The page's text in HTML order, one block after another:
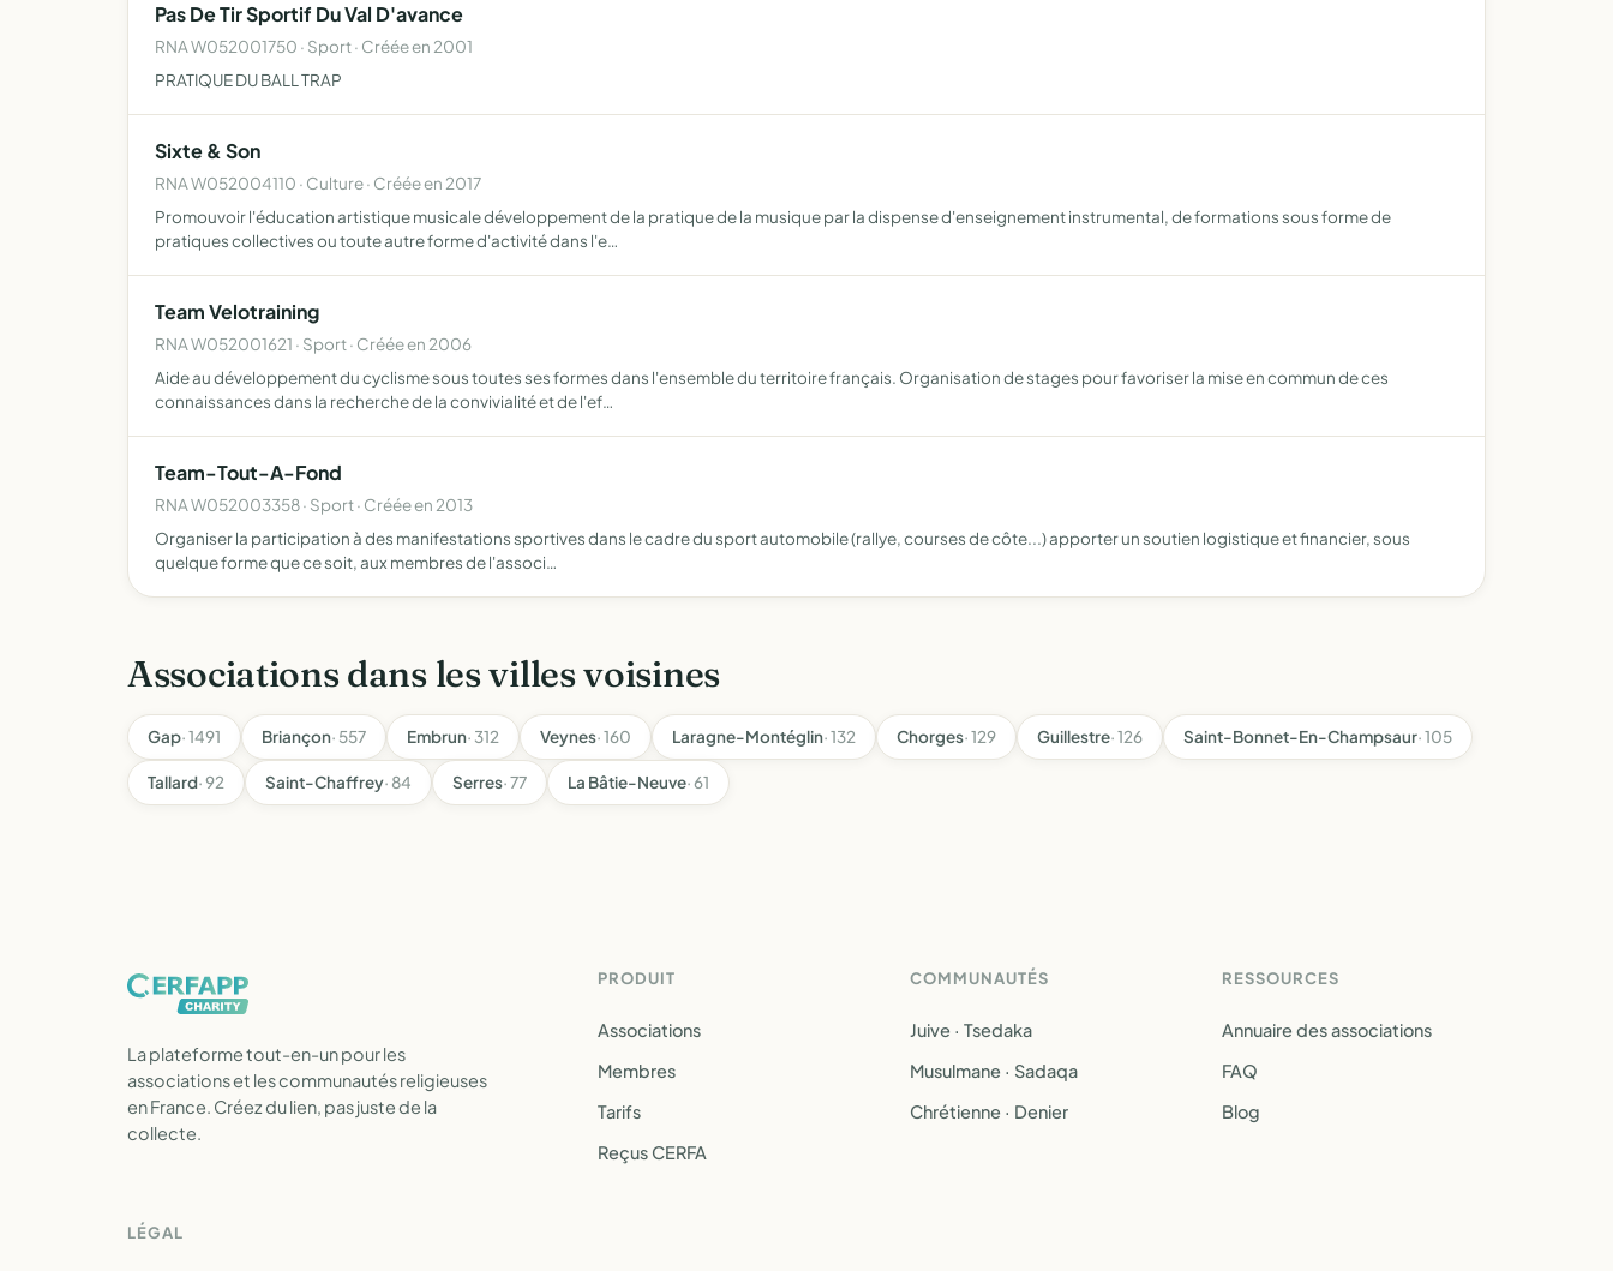
Pas De Tir Sportif Du Val D'avance
RNA W052001750 · Sport · Créée en 2001
PRATIQUE DU BALL TRAP
Sixte & Son
RNA W052004110 · Culture · Créée en 2017
Promouvoir l'éducation artistique musicale développement de la pratique de la musique par la dispense d'enseignement instrumental, de formations sous forme de
pratiques collectives ou toute autre forme d'activité dans l'e…
Team Velotraining
RNA W052001621 · Sport · Créée en 2006
Aide au développement du cyclisme sous toutes ses formes dans l'ensemble du territoire français. Organisation de stages pour favoriser la mise en commun de ces
connaissances dans la recherche de la convivialité et de l'ef…
Team-Tout-A-Fond
RNA W052003358 · Sport · Créée en 2013
Organiser la participation à des manifestations sportives dans le cadre du sport automobile (rallye, courses de côte...) apporter un soutien logistique et financier, sous
quelque forme que ce soit, aux membres de l'associ…
Associations dans les villes voisines
Gap· 1491 Briançon· 557 Embrun· 312 Veynes· 160 Laragne-Montéglin· 132 Chorges· 129 Guillestre· 126 Saint-Bonnet-En-Champsaur· 105
Tallard· 92 Saint-Chaffrey· 84 Serres· 77 La Bâtie-Neuve· 61
La plateforme tout-en-un pour les
associations et les communautés religieuses
en France. Créez du lien, pas juste de la
collecte.
PRODUIT
Associations
Membres
Tarifs
Reçus CERFA
COMMUNAUTÉS
Juive · Tsedaka
Musulmane · Sadaqa
Chrétienne · Denier
RESSOURCES
Annuaire des associations
FAQ
Blog
LÉGAL